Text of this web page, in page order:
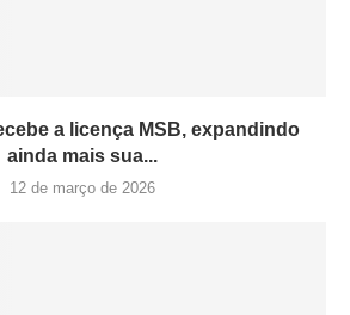
a licença MSB, expandindo
ainda mais sua...
12 de março de 2026